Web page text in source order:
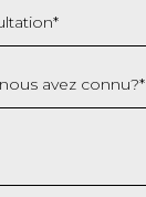
*
avez connu?*